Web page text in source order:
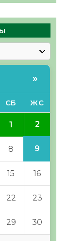
»
СБ ЖС
1 2
8 9
15 16
22 23
29 30